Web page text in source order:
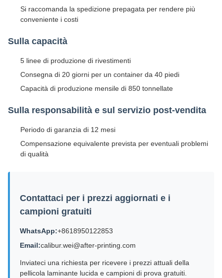
Si raccomanda la spedizione prepagata per rendere più
conveniente i costi
Sulla capacità
5 linee di produzione di rivestimenti
Consegna di 20 giorni per un container da 40 piedi
Capacità di produzione mensile di 850 tonnellate
Sulla responsabilità e sul servizio post-vendita
Periodo di garanzia di 12 mesi
Compensazione equivalente prevista per eventuali problemi
di qualità
Contattaci per i prezzi aggiornati e i
campioni gratuiti
WhatsApp:+8618950122853
Email:calibur.wei@after-printing.com
Inviateci una richiesta per ricevere i prezzi attuali della
pellicola laminante lucida e campioni di prova gratuiti.